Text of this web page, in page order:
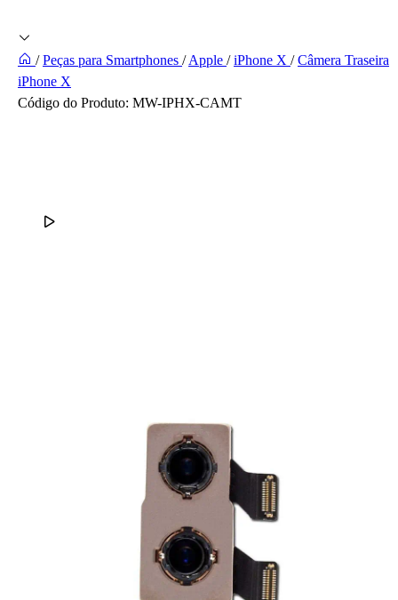
/ Peças para Smartphones /Apple / iPhone X / Câmera Traseira
iPhone X
Código do Produto: MW-IPHX-CAMT